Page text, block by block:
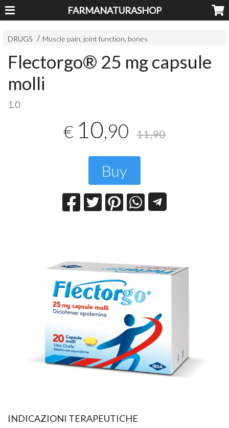
FARMANATURASHOP
DRUGS Muscle pain, joint function, bones
Flectorgo® 25 mg capsule
molli
1.0
€ 10,90 11,90
Buy
INDICAZIONI TERAPEUTICHE